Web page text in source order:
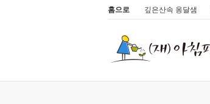
홈으로 깊은산속 옹달샘